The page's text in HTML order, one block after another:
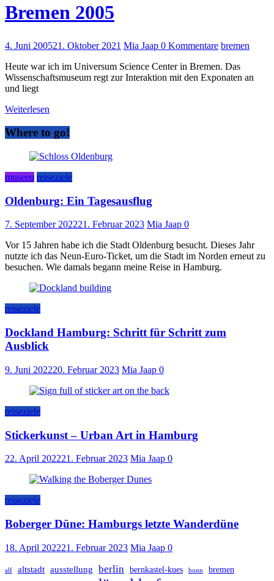
Bremen 2005
4. Juni 200521. Oktober 2021 Mia Jaap 0 Kommentare bremen
Heute war ich im Universum Science Center in Bremen. Das
Wissenschaftsmuseum regt zur Interaktion mit den Exponaten an
und liegt
Weiterlesen
Where to go!
museen reiseziele
Oldenburg: Ein Tagesausflug
7. September 202221. Februar 2023 Mia Jaap 0
Vor 15 Jahren habe ich die Stadt Oldenburg besucht. Dieses Jahr
nutzte ich das Neun-Euro-Ticket, um die Stadt im Norden erneut zu
besuchen. Wie damals begann meine Reise in Hamburg.
reiseziele
Dockland Hamburg: Schritt für Schritt zum
Ausblick
9. Juni 202220. Februar 2023 Mia Jaap 0
reiseziele
Stickerkunst – Urban Art in Hamburg
22. April 202221. Februar 2023 Mia Jaap 0
reiseziele
Boberger Düne: Hamburgs letzte Wanderdüne
18. April 202221. Februar 2023 Mia Jaap 0
alf altstadt ausstellung berlin bernkastel-kues bonn bremen